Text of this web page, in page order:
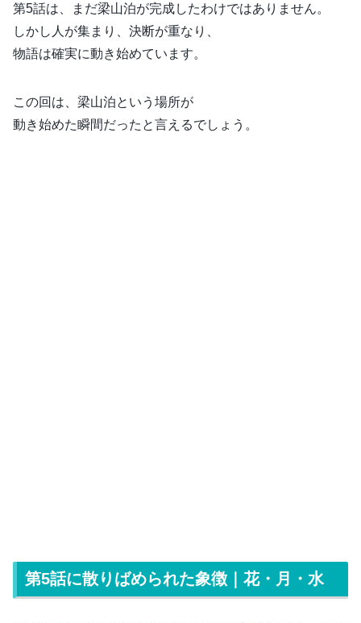
第5話は、まだ梁山泊が完成したわけではありません。
しかし人が集まり、決断が重なり、
物語は確実に動き始めています。
この回は、梁山泊という場所が
動き始めた瞬間だったと言えるでしょう。
第5話に散りばめられた象徴｜花・月・水